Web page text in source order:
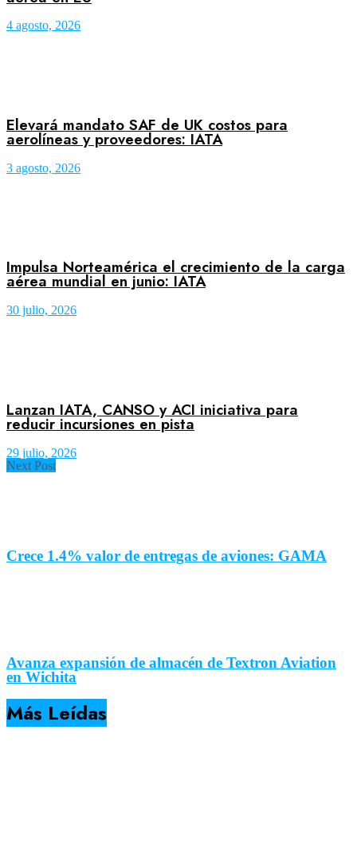
4 agosto, 2026
Elevará mandato SAF de UK costos para
aerolíneas y proveedores: IATA
3 agosto, 2026
Impulsa Norteamérica el crecimiento de la carga
aérea mundial en junio: IATA
30 julio, 2026
Lanzan IATA, CANSO y ACI iniciativa para
reducir incursiones en pista
29 julio, 2026
Next Post
Crece 1.4% valor de entregas de aviones: GAMA
Avanza expansión de almacén de Textron Aviation
en Wichita
Más Leídas